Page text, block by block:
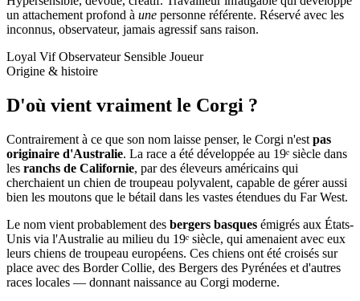
un attachement profond à une personne référente. Réservé avec les
inconnus, observateur, jamais agressif sans raison.
Loyal Vif Observateur Sensible Joueur
Origine & histoire
D'où vient vraiment le Corgi ?
Contrairement à ce que son nom laisse penser, le Corgi n'est pas
originaire d'Australie. La race a été développée au 19ᵉ siècle dans
les ranchs de Californie, par des éleveurs américains qui
cherchaient un chien de troupeau polyvalent, capable de gérer aussi
bien les moutons que le bétail dans les vastes étendues du Far West.
Le nom vient probablement des bergers basques émigrés aux États-
Unis via l'Australie au milieu du 19ᵉ siècle, qui amenaient avec eux
leurs chiens de troupeau européens. Ces chiens ont été croisés sur
place avec des Border Collie, des Bergers des Pyrénées et d'autres
races locales — donnant naissance au Corgi moderne.